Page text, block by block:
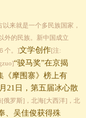
以来就是一个多民族国家，
外的民族。新中国成立
个。]文学创作[注:
“骏马奖”在京揭
《摩围寨》榜上有
21日，第五届冰心散
俄罗斯]，北海[大西洋]，北
、吴佳俊获得殊